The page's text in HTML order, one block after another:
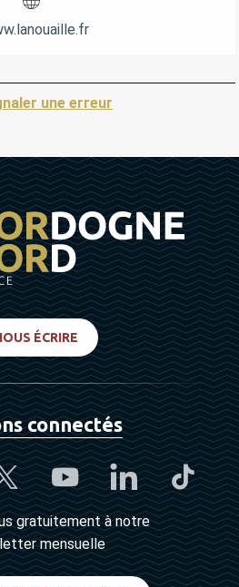
une erreur
ÉCRIRE
connectés
gratuitement à notre
mensuelle